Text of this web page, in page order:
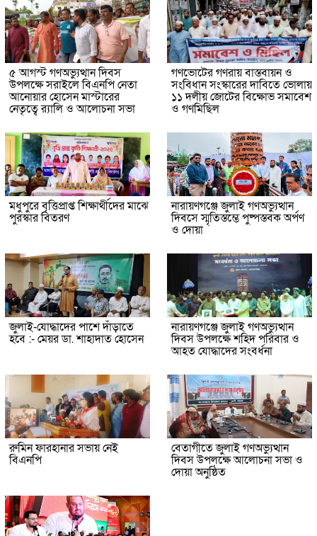
৫ আগস্ট গণঅভ্যুত্থান দিবস
উপলক্ষে সরাইলে বিএনপি নেতা
আনোয়ার হোসেন মাস্টারের
নেতৃত্বে র‍্যালি ও আলোচনা সভা
গণভোটের গণরায় বাস্তবায়ন ও
সংবিধান সংস্কারের দাবিতে ভোলায়
১১ দলীয় জোটের বিক্ষোভ সমাবেশ
ও গণমিছিল
মধুপুরে বৃত্তিপ্রাপ্ত শিক্ষার্থীদের মাঝে
পুরস্কার বিতরণ
নারায়ণগঞ্জে জুলাই গণঅভ্যুত্থান
দিবসে স্মৃতিস্তম্ভে পুষ্পস্তবক অর্পণ
ও দোয়া
জুলাই-যোদ্ধাদের পাশে দাঁড়াতে
হবে :- মেয়র ডা. শাহাদাত হোসেন
নারায়ণগঞ্জে জুলাই গণঅভ্যুত্থান
দিবস উপলক্ষে শহিদ পরিবার ও
আহত যোদ্ধাদের সংবর্ধনা
রুমিন ফারহানার সভায় নেই
বিএনপি
বেতাগীতে জুলাই গণঅভ্যুত্থান
দিবস উপলক্ষে আলোচনা সভা ও
দোয়া অনুষ্ঠিত